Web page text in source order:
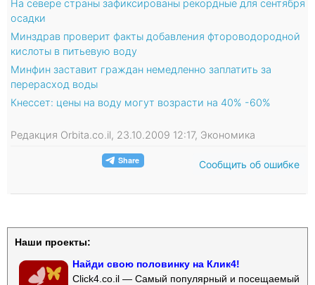
На севере страны зафиксированы рекордные для сентября
осадки
Минздрав проверит факты добавления фтороводородной
кислоты в питьевую воду
Минфин заставит граждан немедленно заплатить за
перерасход воды
Кнессет: цены на воду могут возрасти на 40% -60%
Редакция Orbita.co.il, 23.10.2009 12:17, Экономика
Сообщить об ошибке
Наши проекты:
Найди свою половинку на Клик4!
Click4.co.il — Самый популярный и посещаемый